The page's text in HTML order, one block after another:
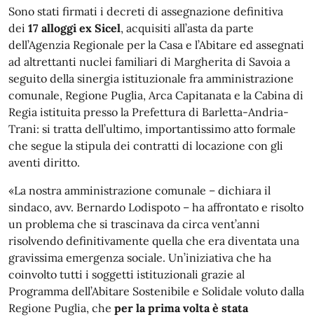
Sono stati firmati i decreti di assegnazione definitiva
dei 17 alloggi ex Sicel, acquisiti all’asta da parte
dell’Agenzia Regionale per la Casa e l’Abitare ed assegnati
ad altrettanti nuclei familiari di Margherita di Savoia a
seguito della sinergia istituzionale fra amministrazione
comunale, Regione Puglia, Arca Capitanata e la Cabina di
Regia istituita presso la Prefettura di Barletta-Andria-
Trani: si tratta dell’ultimo, importantissimo atto formale
che segue la stipula dei contratti di locazione con gli
aventi diritto.
«La nostra amministrazione comunale – dichiara il
sindaco, avv. Bernardo Lodispoto – ha affrontato e risolto
un problema che si trascinava da circa vent’anni
risolvendo definitivamente quella che era diventata una
gravissima emergenza sociale. Un’iniziativa che ha
coinvolto tutti i soggetti istituzionali grazie al
Programma dell’Abitare Sostenibile e Solidale voluto dalla
Regione Puglia, che per la prima volta è stata